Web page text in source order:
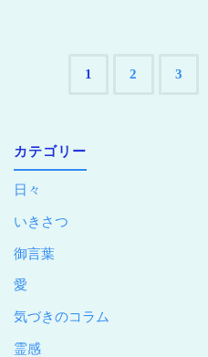
1 2 3
カテゴリー
日々
いきさつ
御言葉
愛
気づきのコラム
霊感